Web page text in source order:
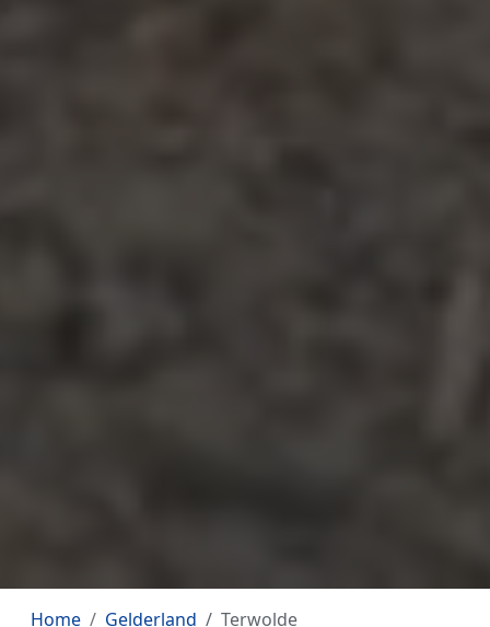
Home Gelderland Terwolde